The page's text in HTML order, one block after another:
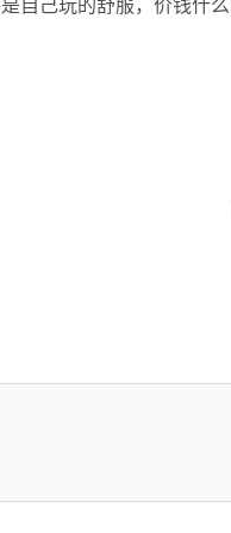
自己玩的舒服，价钱什